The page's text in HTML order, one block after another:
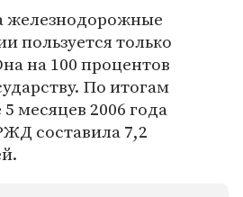
железнодорожные
пользуется только
на 100 процентов
По итогам
месяцев 2006 года
составила 7,2